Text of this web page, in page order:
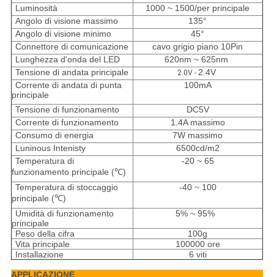
Luminosità
1000 ~ 1500/per principale
Angolo di visione massimo
135°
Angolo di visione minimo
45°
Connettore di comunicazione
cavo grigio piano 10Pin
Lunghezza d'onda del LED
620nm ~ 625nm
Tensione di andata principale
2.0V - 2.4V
Corrente di andata di punta
principale
100mA
Tensione di funzionamento
DC5V
Corrente di funzionamento
1.4A massimo
Consumo di energia
7W massimo
Luninous Intenisty
6500cd/m2
Temperatura di
funzionamento principale (℃)
-20 ~ 65
Temperatura di stoccaggio
principale (℃)
-40 ~ 100
Umidità di funzionamento
principale
5% ~ 95%
Peso della cifra
100g
Vita principale
100000 ore
Installazione
6 viti
APPLICAZIONE